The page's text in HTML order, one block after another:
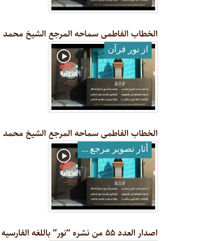
الخطاب الفاطمی سماحه المرجع الشیخ محمد
از نور قرآن
الخطاب الفاطمی سماحه المرجع الشیخ محمد
أثار تصوير مرجع معظم له
اصدار العدد ۵۵ من نشره “نور” باللغه الفارسیه